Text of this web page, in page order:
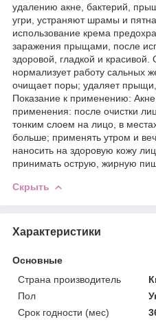
удалению акне, бактерий,
угри, устраняют шрамы и
использование крема
заражения прыщами, после
здоровой, гладкой и красивой.
нормализует работу сальных
очищает поры; удаляет
Показание к применению:
применения: после очистки
тонким слоем на лицо, в
больше; применять утром и
наносить на здоровую кожу
принимать острую, жирную
Скрыть
Характеристики
Основные
Страна производитель
Пол
Срок годности (мес)